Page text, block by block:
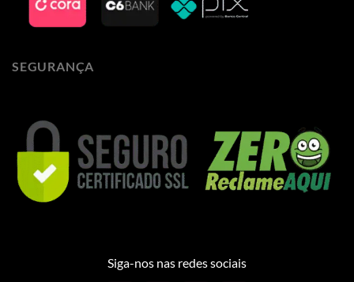
SEGURANÇA
Siga-nos nas redes sociais